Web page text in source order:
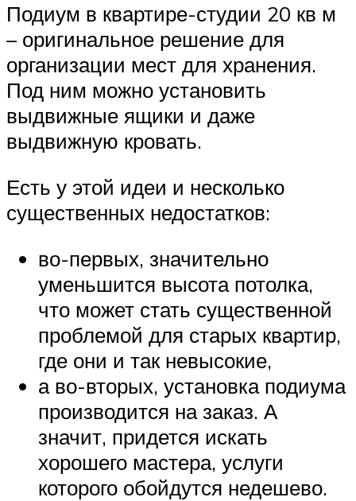
Подиум в квартире-студии 20 кв м
– оригинальное решение для
организации мест для хранения.
Под ним можно установить
выдвижные ящики и даже
выдвижную кровать.
Есть у этой идеи и несколько
существенных недостатков:
во-первых, значительно
уменьшится высота потолка,
что может стать существенной
проблемой для старых квартир,
где они и так невысокие,
а во-вторых, установка подиума
производится на заказ. А
значит, придется искать
хорошего мастера, услуги
которого обойдутся недешево.